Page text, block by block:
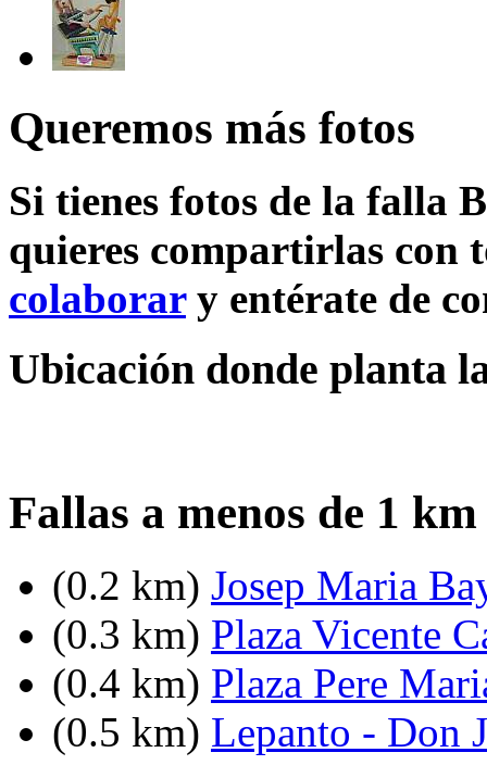
Queremos más fotos
Si tienes fotos de la falla
quieres compartirlas con
colaborary entérate de
Ubicación donde planta
Fallas a menos de 1
(0.2 km) Josep Maria
(0.3 km) Plaza Vicente
(0.4 km) Plaza Pere
(0.5 km) Lepanto - Don